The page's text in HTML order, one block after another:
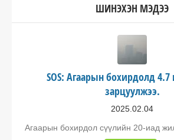
ШИНЭХЭН МЭДЭЭ
SOS: Агаарын бохирдолд
зарцуулжээ.
2025.02.04
Агаарын бохирдол сүүлийн 20-иад